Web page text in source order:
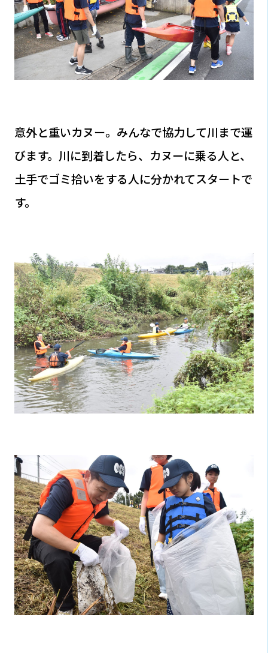
意外と重いカヌー。みんなで協力して川まで運
びます。川に到着したら、カヌーに乗る人と、
土手でゴミ拾いをする人に分かれてスタートで
す。